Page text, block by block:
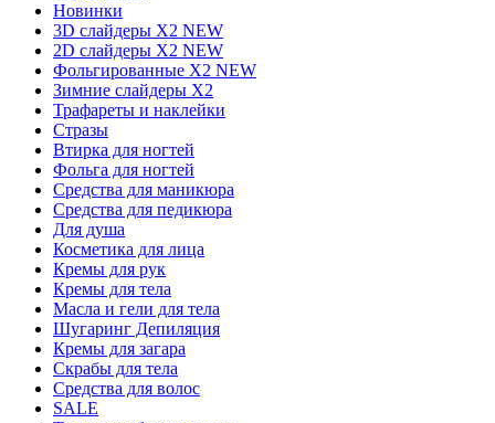
Новинки
3D слайдеры X2 NEW
2D слайдеры X2 NEW
Фольгированные X2 NEW
Зимние слайдеры Х2
Трафареты и наклейки
Стразы
Втирка для ногтей
Фольга для ногтей
Средства для маникюра
Средства для педикюра
Для душа
Косметика для лица
Кремы для рук
Кремы для тела
Масла и гели для тела
Шугаринг Депиляция
Кремы для загара
Скрабы для тела
Средства для волос
SALE